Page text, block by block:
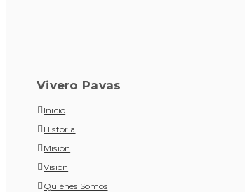
Vivero Pavas
Inicio
Historia
Misión
Visión
Quiénes Somos